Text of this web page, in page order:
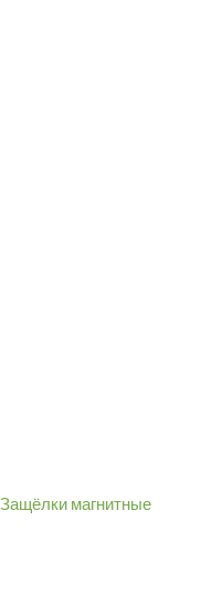
Защёлки магнитные